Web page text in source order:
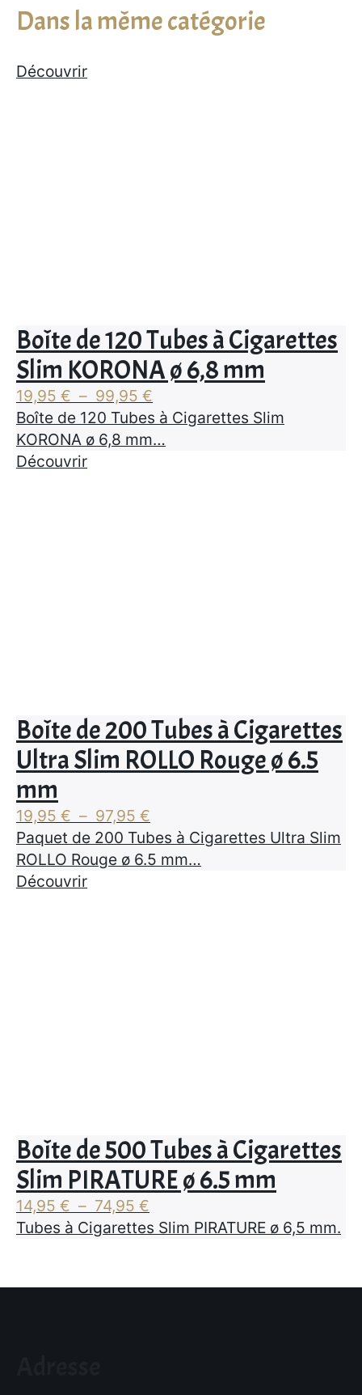
Dans la même catégorie
Découvrir
Boîte de 120 Tubes à Cigarettes
Slim KORONA ø 6,8 mm
19,95 € – 99,95 €
de
prix :
Boîte de 120 Tubes à Cigarettes Slim
KORONA ø 6,8 mm…
Découvrir
Boîte de 200 Tubes à Cigarettes
Ultra Slim ROLLO Rouge ø 6.5
mm
19,95 € – 97,95 €
de
prix :
Paquet de 200 Tubes à Cigarettes Ultra Slim
ROLLO Rouge ø 6.5 mm…
Découvrir
Boîte de 500 Tubes à Cigarettes
Slim PIRATURE ø 6.5 mm
14,95 € – 74,95 €
de
à
Tubes à Cigarettes Slim PIRATURE ø 6,5 mm.